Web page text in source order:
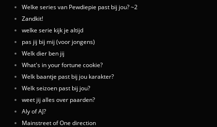
Welke series van Pewdiepie past bij jou? ~2
Zandkit!
welke serie kijk je altijd
pas jij bij mij (voor jongens)
Welk dier ben jij
What's in your fortune cookie?
Welk baantje past bij jou karakter?
Welk seizoen past bij jou?
weet jij alles over paarden?
Aly of AJ?
Mainstreet of One direction